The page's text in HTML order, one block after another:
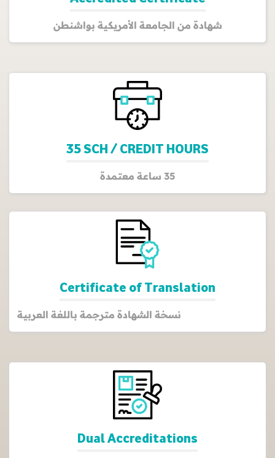
شهادة من الجامعة الأمريكية بواشنطن
35 SCH / CREDIT HOURS
35 ساعة معتمدة
Certificate of Translation
نسخة الشهادة مترجمة باللغة العربية
Dual Accreditations